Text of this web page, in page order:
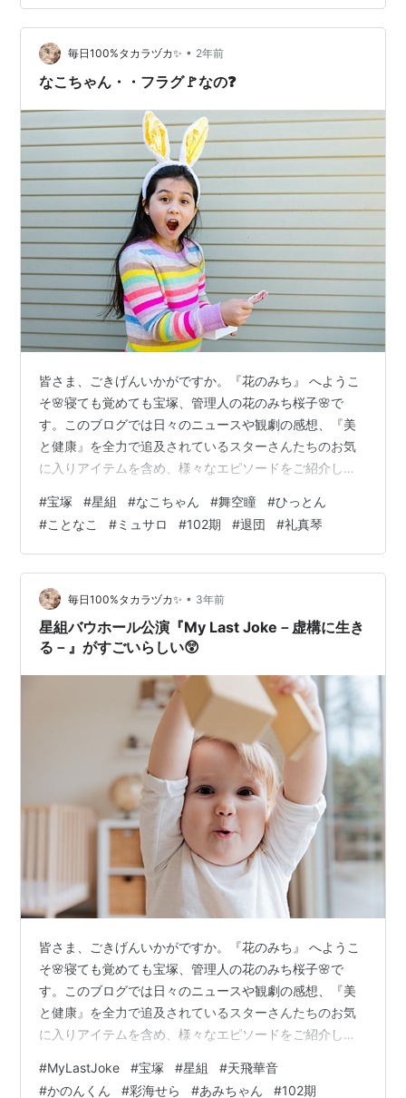
毎日100%タカラヅカ✨ • 2年前
なこちゃん・・フラグ🚩なの❓
皆さま、ごきげんいかがですか。『花のみち』 へようこ
そ🌸寝ても覚めても宝塚、管理人の花のみち桜子🌸で
す。このブログでは日々のニュースや観劇の感想、『美
と健康』を全力で追及されているスターさんたちのお気
に入りアイテムを含め、様々なエピソードをご紹介して
カラジェンヌ気分を味わったり、大切な方、大好きなス
ターさんへのプレゼントにしてみてはいかがでしょう。
なこちゃん・・フラグ🚩なの❓ 星組別箱公演の振り分け
と演目発表 なこちゃん・・フラグ🚩なの❓ ４月７日がXデ
ー❓ 星組別箱公演の振り分けと演目発表 先日発表になっ
た星組別箱公演…
#宝塚 #星組 #なこちゃん #舞空瞳 #ひっとん
#ことなこ #ミュサロ #102期 #退団 #礼真琴
毎日100%タカラヅカ✨ • 3年前
星組バウホール公演『My Last Joke－虚構に生き
る－』がすごいらしい😲
皆さま、ごきげんいかがですか。『花のみち』 へようこ
そ🌸寝ても覚めても宝塚、管理人の花のみち桜子🌸で
す。このブログでは日々のニュースや観劇の感想、『美
と健康』を全力で追及されているスターさんたちのお気
に入りアイテムを含め、様々なエピソードをご紹介して
タカラジェンヌ気分を味わったり、大切な方、大好きな
#MyLastJoke #宝塚 #星組 #天飛華音
#かのんくん #彩海せら #あみちゃん #102期